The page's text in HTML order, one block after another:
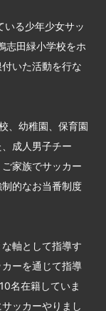
いる少年少女サッ
志田緑小学校をホ
いた活動を行な
、幼稚園、保育園
成人男子チー
家族でサッカー
的なお当番制度
軸として指導す
ーを通じて指導
名在籍していま
ッカーやりまし